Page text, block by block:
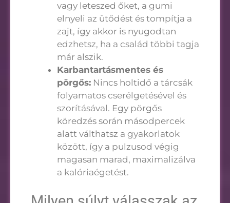
vagy leteszed őket, a gumi
elnyeli az ütődést és tompítja a
zajt, így akkor is nyugodtan
edzhetsz, ha a család többi tagja
már alszik.
Karbantartásmentes és
pörgős: Nincs holtidő a tárcsák
folyamatos cserélgetésével és
szorításával. Egy pörgős
köredzés során másodpercek
alatt válthatsz a gyakorlatok
között, így a pulzusod végig
magasan marad, maximalizálva
a kalóriaégetést.